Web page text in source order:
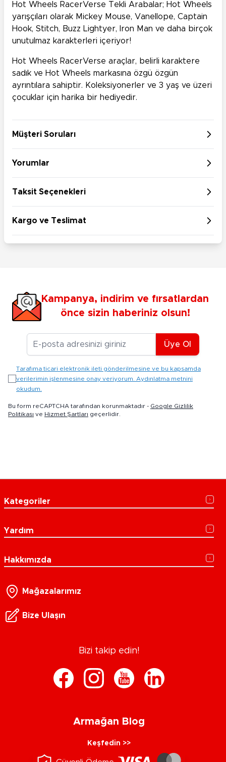
Hot Wheels RacerVerse Tekli Arabalar; Hot Wheels
yarışçıları olarak Mickey Mouse, Vanellope, Captain
Hook, Stitch, Buzz Lightyer, Iron Man ve daha birçok
unutulmaz karakterleri içeriyor!
Hot Wheels RacerVerse araçlar, belirli karaktere
sadık ve Hot Wheels markasına özgü özgün
ayrıntılara sahiptir. Koleksiyonerler ve 3 yaş ve üzeri
çocuklar için harika bir hediyedir.
Müşteri Soruları
Yorumlar
Taksit Seçenekleri
Kargo ve Teslimat
Kampanya, indirim ve fırsatlardan
önce sizin haberiniz olsun!
E-posta Adresiniz
Üye Ol
Tarafıma ticari elektronik ileti gönderilmesine ve bu kapsamda
verilerimin işlenmesine onay veriyorum. Aydınlatma metnini
okudum.
Bu form reCAPTCHA tarafından korunmaktadır - Google Gizlilik
Politikası ve Hizmet Şartları geçerlidir.
Kategoriler
Yardım
Hakkımızda
Mağazalarımız
Bize Ulaşın
Bizi takip edin!
Armağan Blog
Keşfedin >>